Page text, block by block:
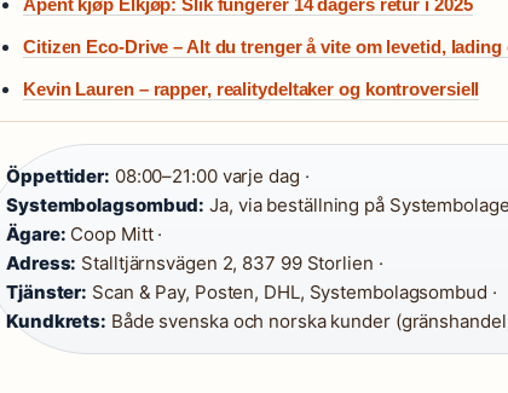
Åpent kjøp Elkjøp: Slik fungerer 14 dagers retur i 2025
Citizen Eco-Drive – Alt du trenger å vite om levetid, lading
Kevin Lauren – rapper, realitydeltaker og kontroversiell
Öppettider: 08:00–21:00 varje dag ·
Systembolagsombud: Ja, via beställning på
Ägare: Coop Mitt ·
Adress: Stalltjärnsvägen 2, 837 99 Storlien ·
Tjänster: Scan & Pay, Posten, DHL, Systembolagsombud ·
Kundkrets: Både svenska och norska kunder